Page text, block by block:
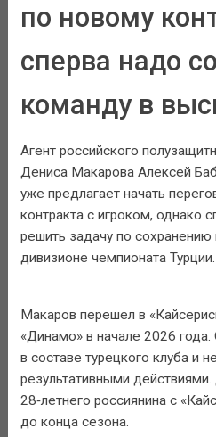
по новому
сперва надо
команду в
Агент российского
Дениса Макарова Алексей
уже предлагает начать
контракта с игроком, однако
решить задачу по
дивизионе чемпионата Турции.
Макаров перешел в
«Динамо» в начале 2026
в составе турецкого клуба и
результативными
28‑летнего россиянина с
до конца сезона.